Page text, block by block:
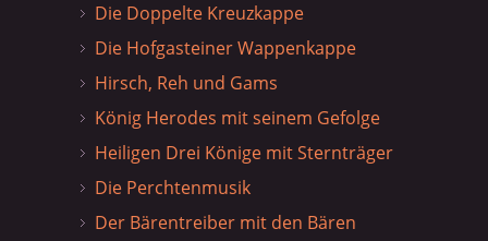
Die Doppelte Kreuzkappe
Die Hofgasteiner Wappenkappe
Hirsch, Reh und Gams
König Herodes mit seinem Gefolge
Heiligen Drei Könige mit Sternträger
Die Perchtenmusik
Der Bärentreiber mit den Bären